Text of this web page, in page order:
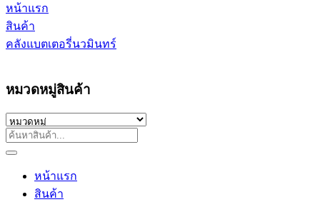
หน้าแรก
สินค้า
คลังแบตเตอรี่นวมินทร์
หมวดหมู่สินค้า
หน้าแรก
สินค้า